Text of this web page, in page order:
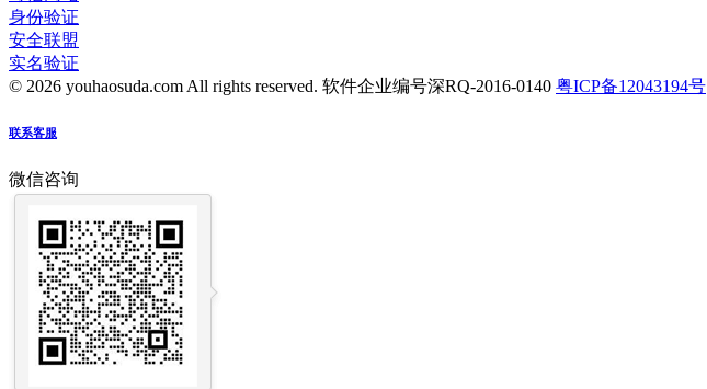
身份验证
安全联盟
实名验证
© 2026 youhaosuda.com All rights reserved. 软件企业编号深RQ-2016-0140 粤ICP备12043194号
联系客服
微信咨询